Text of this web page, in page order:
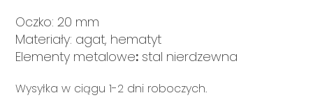
Oczko: 20 mm
Materiały: agat, hematyt
Elementy metalowe: stal nierdzewna
Wysyłka w ciągu 1-2 dni roboczych.